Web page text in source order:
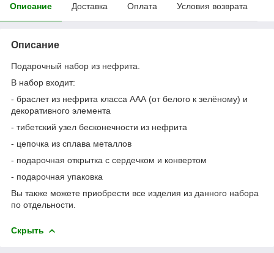
Описание Доставка Оплата Условия возврата
Описание
Подарочный набор из нефрита.
В набор входит:
- браслет из нефрита класса ААА (от белого к зелёному) и
декоративного элемента
- тибетский узел бесконечности из нефрита
- цепочка из сплава металлов
- подарочная открытка с сердечком и конвертом
- подарочная упаковка
Вы также можете приобрести все изделия из данного набора
по отдельности.
Скрыть